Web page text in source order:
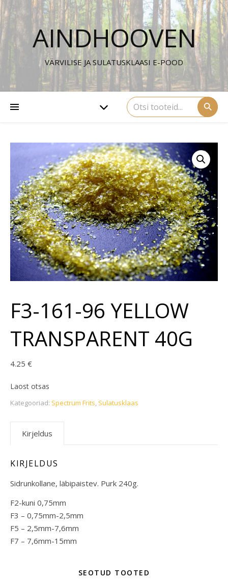
AINDHOOVEN
VÄRVILISE JA SULATUSKLAASI E-POOD
⚲
F3-161-96 YELLOW
TRANSPARENT 40G
4.25 €
Laost otsas
Kategooriad: Spectrum Frits, Sulatusklaas
Kirjeldus
KIRJELDUS
Sidrunkollane, läbipaistev. Purk 240g.
F2-kuni 0,75mm
F3 – 0,75mm-2,5mm
F5 – 2,5mm-7,6mm
F7 – 7,6mm-15mm
SEOTUD TOOTED